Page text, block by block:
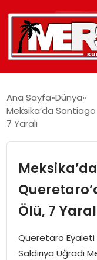
YAŞAM
EĞITIM
SPOR
Ana Sayfa Dünya
Meksika’da Santiago
7 Yaralı
Ölü, 7
Queretaro Eyaleti
Saldırıya Uğradı